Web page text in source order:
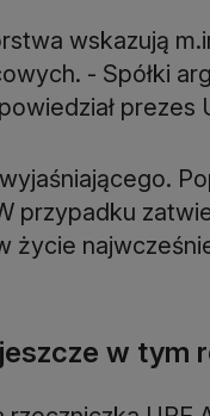
wskazują
- Spółki
prezes
przypadku
życie
w tym